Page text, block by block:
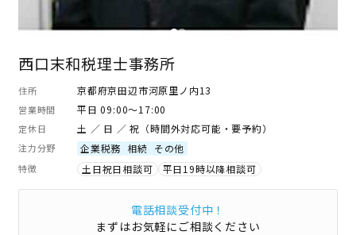
西口末和税理士事務所
住所 京都府京田辺市河原里ノ内13
営業時間 平日 09:00～17:00
定休日 土 ／ 日 ／ 祝（時間外対応可能・要予約）
注力分野 企業税務 相続 その他
特徴 土日祝日相談可 平日19時以降相談可
電話相談受付中！
まずはお気軽にご相談ください